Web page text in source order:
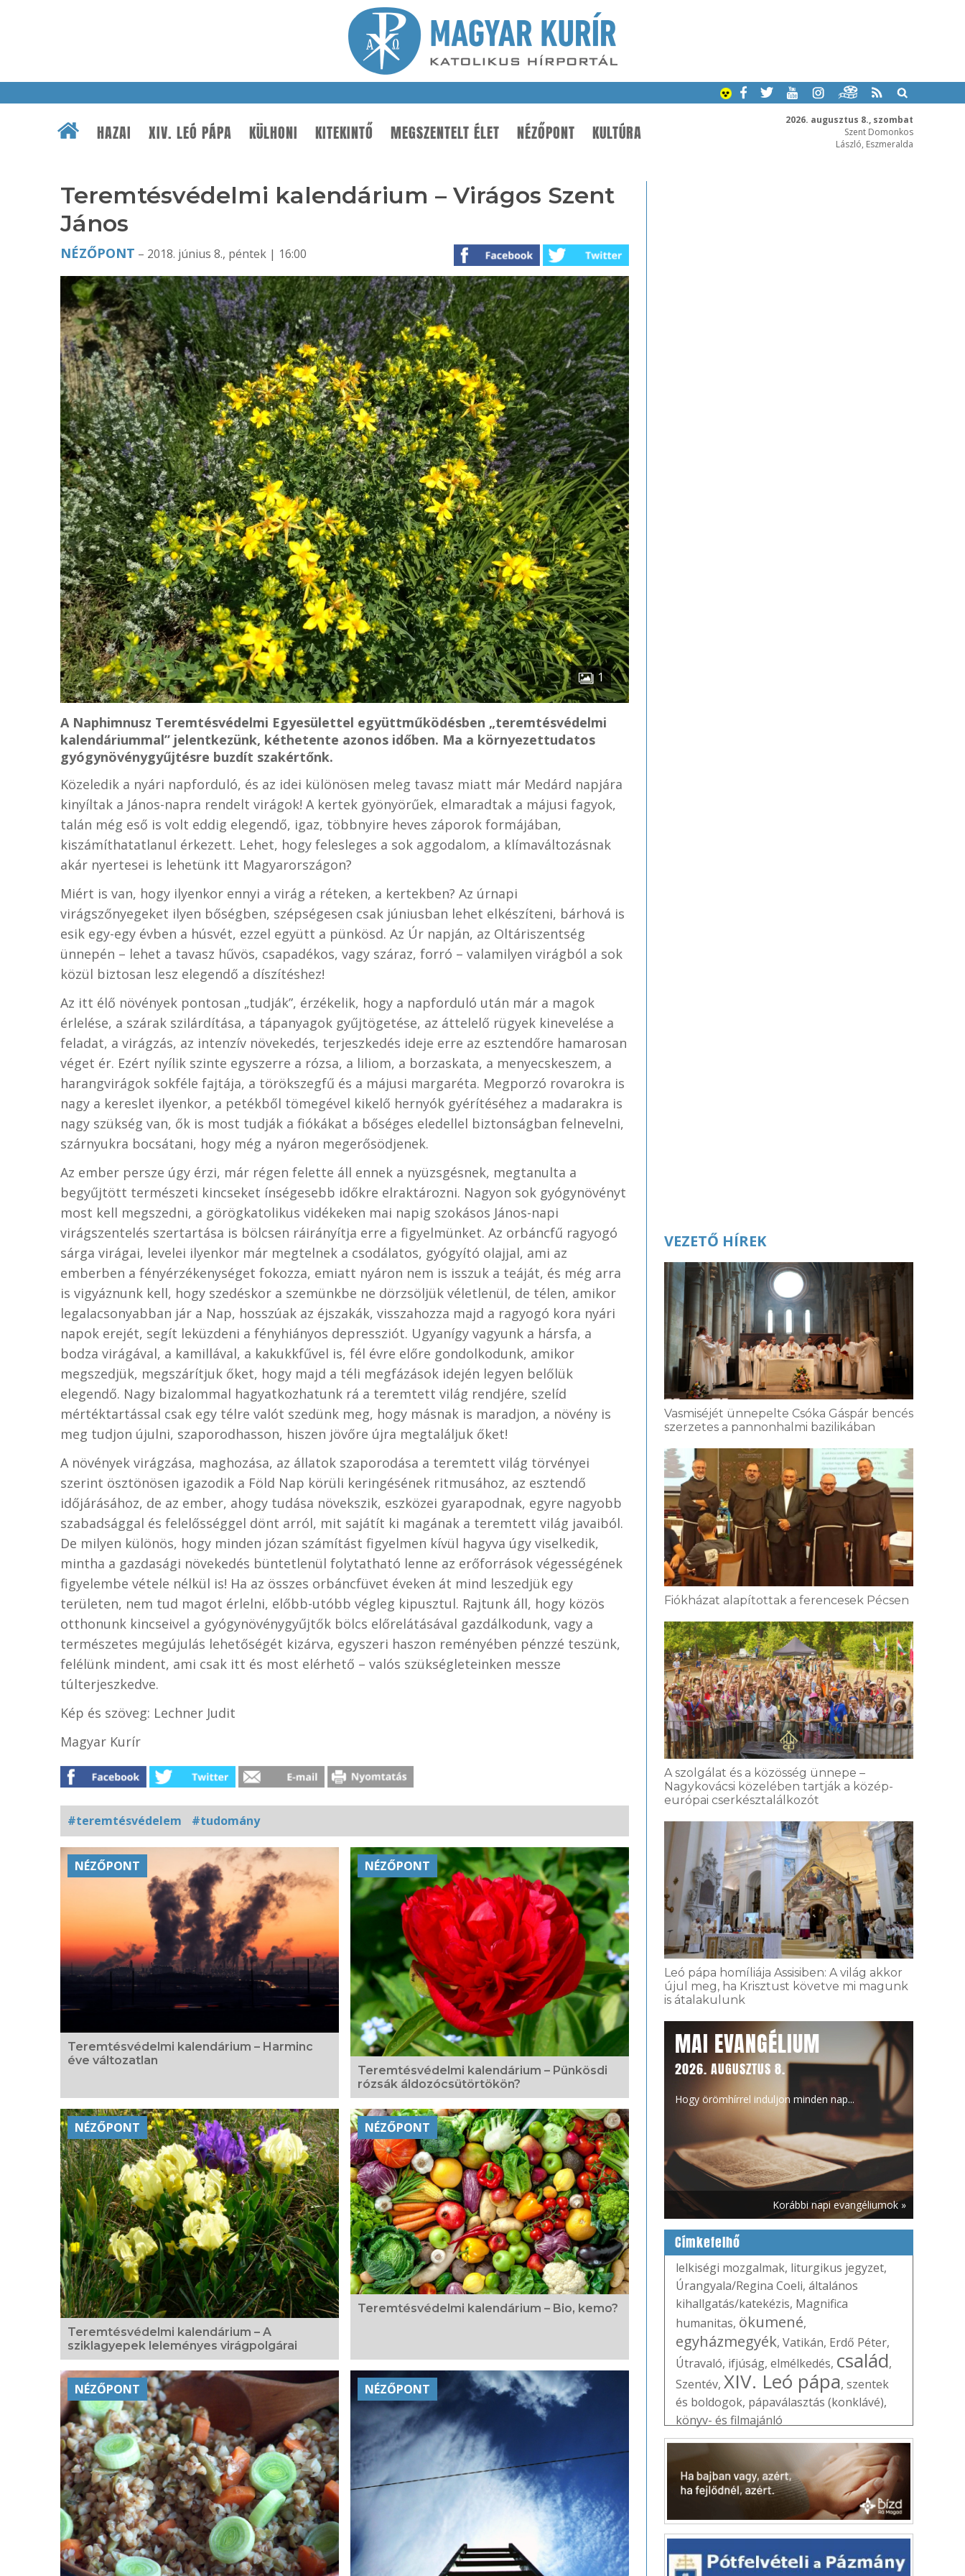
2026. augusztus 8., szombat
Szent Domonkos
László, Eszmeralda
HAZAI XIV. LEÓ PÁPA KÜLHONI KITEKINTŐ MEGSZENTELT ÉLET NÉZŐPONT KULTÚRA
Teremtésvédelmi kalendárium – Virágos Szent
János
NÉZŐPONT – 2018. június 8., péntek | 16:00
1
A Naphimnusz Teremtésvédelmi Egyesülettel együttműködésben „teremtésvédelmi
kalendáriummal” jelentkezünk, kéthetente azonos időben. Ma a környezettudatos
gyógynövénygyűjtésre buzdít szakértőnk.
Közeledik a nyári napforduló, és az idei különösen meleg tavasz miatt már Medárd napjára
kinyíltak a János-napra rendelt virágok! A kertek gyönyörűek, elmaradtak a májusi fagyok,
talán még eső is volt eddig elegendő, igaz, többnyire heves záporok formájában,
kiszámíthatatlanul érkezett. Lehet, hogy felesleges a sok aggodalom, a klímaváltozásnak
akár nyertesei is lehetünk itt Magyarországon?
Miért is van, hogy ilyenkor ennyi a virág a réteken, a kertekben? Az úrnapi
virágszőnyegeket ilyen bőségben, szépségesen csak júniusban lehet elkészíteni, bárhová is
esik egy-egy évben a húsvét, ezzel együtt a pünkösd. Az Úr napján, az Oltáriszentség
ünnepén – lehet a tavasz hűvös, csapadékos, vagy száraz, forró – valamilyen virágból a sok
közül biztosan lesz elegendő a díszítéshez!
Az itt élő növények pontosan „tudják”, érzékelik, hogy a napforduló után már a magok
érlelése, a szárak szilárdítása, a tápanyagok gyűjtögetése, az áttelelő rügyek kinevelése a
feladat, a virágzás, az intenzív növekedés, terjeszkedés ideje erre az esztendőre hamarosan
véget ér. Ezért nyílik szinte egyszerre a rózsa, a liliom, a borzaskata, a menyecskeszem, a
harangvirágok sokféle fajtája, a törökszegfű és a májusi margaréta. Megporzó rovarokra is
nagy a kereslet ilyenkor, a petékből tömegével kikelő hernyók gyérítéséhez a madarakra is
nagy szükség van, ők is most tudják a fiókákat a bőséges eledellel biztonságban felnevelni,
szárnyukra bocsátani, hogy még a nyáron megerősödjenek.
Az ember persze úgy érzi, már régen felette áll ennek a nyüzsgésnek, megtanulta a
begyűjtött természeti kincseket ínségesebb időkre elraktározni. Nagyon sok gyógynövényt
most kell megszedni, a görögkatolikus vidékeken mai napig szokásos János-napi
virágszentelés szertartása is bölcsen ráirányítja erre a figyelmünket. Az orbáncfű ragyogó
sárga virágai, levelei ilyenkor már megtelnek a csodálatos, gyógyító olajjal, ami az
emberben a fényérzékenységet fokozza, emiatt nyáron nem is isszuk a teáját, és még arra
is vigyáznunk kell, hogy szedéskor a szemünkbe ne dörzsöljük véletlenül, de télen, amikor
legalacsonyabban jár a Nap, hosszúak az éjszakák, visszahozza majd a ragyogó kora nyári
napok erejét, segít leküzdeni a fényhiányos depressziót. Ugyanígy vagyunk a hársfa, a
bodza virágával, a kamillával, a kakukkfűvel is, fél évre előre gondolkodunk, amikor
megszedjük, megszárítjuk őket, hogy majd a téli megfázások idején legyen belőlük
elegendő. Nagy bizalommal hagyatkozhatunk rá a teremtett világ rendjére, szelíd
mértéktartással csak egy télre valót szedünk meg, hogy másnak is maradjon, a növény is
meg tudjon újulni, szaporodhasson, hiszen jövőre újra megtaláljuk őket!
A növények virágzása, maghozása, az állatok szaporodása a teremtett világ törvényei
szerint ösztönösen igazodik a Föld Nap körüli keringésének ritmusához, az esztendő
időjárásához, de az ember, ahogy tudása növekszik, eszközei gyarapodnak, egyre nagyobb
szabadsággal és felelősséggel dönt arról, mit sajátít ki magának a teremtett világ javaiból.
De milyen különös, hogy minden józan számítást figyelmen kívül hagyva úgy viselkedik,
mintha a gazdasági növekedés büntetlenül folytatható lenne az erőforrások végességének
figyelembe vétele nélkül is! Ha az összes orbáncfüvet éveken át mind leszedjük egy
területen, nem tud magot érlelni, előbb-utóbb végleg kipusztul. Rajtunk áll, hogy közös
otthonunk kincseivel a gyógynövénygyűjtők bölcs előrelátásával gazdálkodunk, vagy a
természetes megújulás lehetőségét kizárva, egyszeri haszon reményében pénzzé teszünk,
felélünk mindent, ami csak itt és most elérhető – valós szükségleteinken messze
túlterjeszkedve.
Kép és szöveg: Lechner Judit
Magyar Kurír
#teremtésvédelem #tudomány
Kapcsolódó
fotógaléria
NÉZŐPONT
Teremtésvédelmi kalendárium – Harminc
éve változatlan
NÉZŐPONT
Teremtésvédelmi kalendárium – Pünkösdi
rózsák áldozócsütörtökön?
NÉZŐPONT
Teremtésvédelmi kalendárium – A
sziklagyepek leleményes virágpolgárai
NÉZŐPONT
Teremtésvédelmi kalendárium – Bio, kemo?
NÉZŐPONT NÉZŐPONT
VEZETŐ HÍREK
Vasmiséjét ünnepelte Csóka Gáspár bencés
szerzetes a pannonhalmi bazilikában
Fiókházat alapítottak a ferencesek Pécsen
A szolgálat és a közösség ünnepe –
Nagykovácsi közelében tartják a közép-
európai cserkésztalálkozót
Leó pápa homíliája Assisiben: A világ akkor
újul meg, ha Krisztust követve mi magunk
is átalakulunk
MAI EVANGÉLIUM
2026. AUGUSZTUS 8.
Hogy örömhírrel induljon minden nap...
Korábbi napi evangéliumok »
Címkefelhő
lelkiségi mozgalmak, liturgikus jegyzet,
Úrangyala/Regina Coeli, általános
kihallgatás/katekézis, Magnifica
humanitas, ökumené,
egyházmegyék, Vatikán, Erdő Péter,
Útravaló, ifjúság, elmélkedés, család,
Szentév, XIV. Leó pápa, szentek
és boldogok, pápaválasztás (konklávé),
könyv- és filmajánló